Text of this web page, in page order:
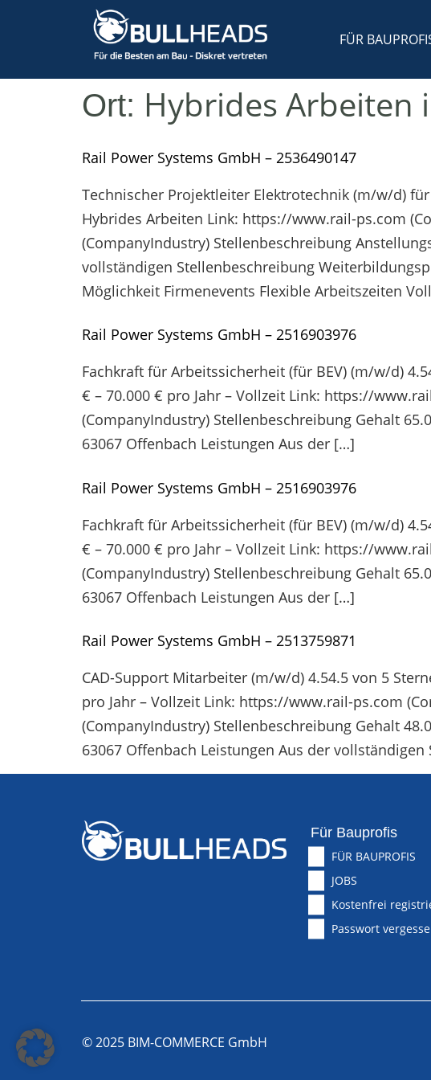
FÜR
Ort: Hybrides Arbeiten
Rail Power Systems GmbH – 2536490147
Technischer Projektleiter Elektrotechnik (m/w/d)
Hybrides Arbeiten Link: https://www.rail-ps.com
(CompanyIndustry) Stellenbeschreibung
vollständigen Stellenbeschreibung
Möglichkeit Firmenevents Flexible Arbeitszeiten
Rail Power Systems GmbH – 2516903976
Fachkraft für Arbeitssicherheit (für BEV) (m/w/d)
€ – 70.000 € pro Jahr – Vollzeit Link: https://
(CompanyIndustry) Stellenbeschreibung Gehalt
63067 Offenbach Leistungen Aus der […]
Rail Power Systems GmbH – 2516903976
Fachkraft für Arbeitssicherheit (für BEV) (m/w/d)
€ – 70.000 € pro Jahr – Vollzeit Link: https://
(CompanyIndustry) Stellenbeschreibung Gehalt
63067 Offenbach Leistungen Aus der […]
Rail Power Systems GmbH – 2513759871
CAD-Support Mitarbeiter (m/w/d) 4.54.5 von 5
pro Jahr – Vollzeit Link: https://www.rail-ps.com
(CompanyIndustry) Stellenbeschreibung Gehalt
63067 Offenbach Leistungen Aus der
Für Bauprofis
FÜR BAUPROFIS
JOBS
Kostenfrei
Passwort
© 2025 BIM-COMMERCE GmbH